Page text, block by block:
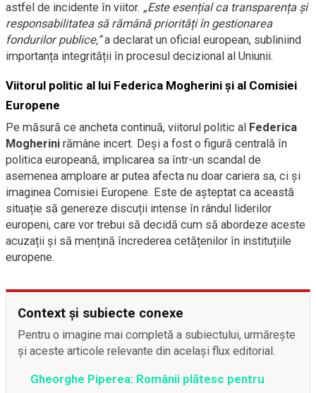
astfel de incidente în viitor. „Este esențial ca transparența și
responsabilitatea să rămână priorități în gestionarea
fondurilor publice,”a declarat un oficial european, subliniind
importanța integrității în procesul decizional al Uniunii.
Viitorul politic al lui Federica Mogherini și al Comisiei
Europene
Pe măsură ce ancheta continuă, viitorul politic al Federica
Mogherini rămâne incert. Deși a fost o figură centrală în
politica europeană, implicarea sa într-un scandal de
asemenea amploare ar putea afecta nu doar cariera sa, ci și
imaginea Comisiei Europene. Este de așteptat ca această
situație să genereze discuții intense în rândul liderilor
europeni, care vor trebui să decidă cum să abordeze aceste
acuzații și să mențină încrederea cetățenilor în instituțiile
europene.
Context și subiecte conexe
Pentru o imagine mai completă a subiectului, urmărește
și aceste articole relevante din același flux editorial.
Gheorghe Piperea: Românii plătesc pentru